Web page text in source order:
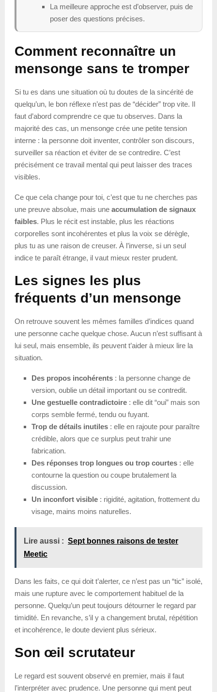
La meilleure approche est d’observer, puis de
poser des questions précises.
Comment reconnaître un
mensonge sans te tromper
Si tu es dans une situation où tu doutes de la sincérité de
quelqu’un, le bon réflexe n’est pas de “décider” trop vite. Il
faut d’abord comprendre ce que tu observes. Dans la
majorité des cas, un mensonge crée une petite tension
interne : la personne doit inventer, contrôler son discours,
surveiller sa réaction et éviter de se contredire. C’est
précisément ce travail mental qui peut laisser des traces
visibles.
Ce que cela change pour toi, c’est que tu ne cherches pas
une preuve absolue, mais une accumulation de signaux
faibles. Plus le récit est instable, plus les réactions
corporelles sont incohérentes et plus la voix se dérègle,
plus tu as une raison de creuser. À l’inverse, si un seul
indice te paraît étrange, il vaut mieux rester prudent.
Les signes les plus
fréquents d’un mensonge
On retrouve souvent les mêmes familles d’indices quand
une personne cache quelque chose. Aucun n’est suffisant à
lui seul, mais ensemble, ils peuvent t’aider à mieux lire la
situation.
Des propos incohérents : la personne change de
version, oublie un détail important ou se contredit.
Une gestuelle contradictoire : elle dit “oui” mais son
corps semble fermé, tendu ou fuyant.
Trop de détails inutiles : elle en rajoute pour paraître
crédible, alors que ce surplus peut trahir une
fabrication.
Des réponses trop longues ou trop courtes : elle
contourne la question ou coupe brutalement la
discussion.
Un inconfort visible : rigidité, agitation, frottement du
visage, mains moins naturelles.
Lire aussi : Sept bonnes raisons de tester
Meetic
Dans les faits, ce qui doit t’alerter, ce n’est pas un “tic” isolé,
mais une rupture avec le comportement habituel de la
personne. Quelqu’un peut toujours détourner le regard par
timidité. En revanche, s’il y a changement brutal, répétition
et incohérence, le doute devient plus sérieux.
Son œil scrutateur
Le regard est souvent observé en premier, mais il faut
l’interpréter avec prudence. Une personne qui ment peut